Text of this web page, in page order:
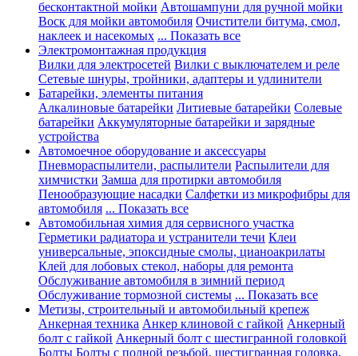
бесконтактной мойки Автошампуни для ручной мойки
Воск для мойки автомобиля Очистители битума, смол,
наклеек и насекомых ... Показать все
Электромонтажная продукция
Вилки для электросетей Вилки с выключателем и реле
Сетевые шнуры, тройники, адаптеры и удлинители
Батарейки, элементы питания
Алкалиновые батарейки Литиевые батарейки Солевые
батарейки Аккумуляторные батарейки и зарядные
устройства
Автомоечное оборудование и аксессуары
Пневмораспылители, распылители Распылители для
химчистки Замша для протирки автомобиля
Пенообразующие насадки Салфетки из микрофибры для
автомобиля ... Показать все
Автомобильная химия для сервисного участка
Герметики радиатора и устранители течи Клеи
универсальные, эпоксидные смолы, цианоакрилаты
Клей для лобовых стекол, наборы для ремонта
Обслуживание автомобиля в зимний период
Обслуживание тормозной системы ... Показать все
Метизы, строительный и автомобильный крепеж
Анкерная техника Анкер клиновой с гайкой Анкерный
болт с гайкой Анкерный болт с шестигранной головкой
Болты Болты с полной резьбой, шестигранная головка,